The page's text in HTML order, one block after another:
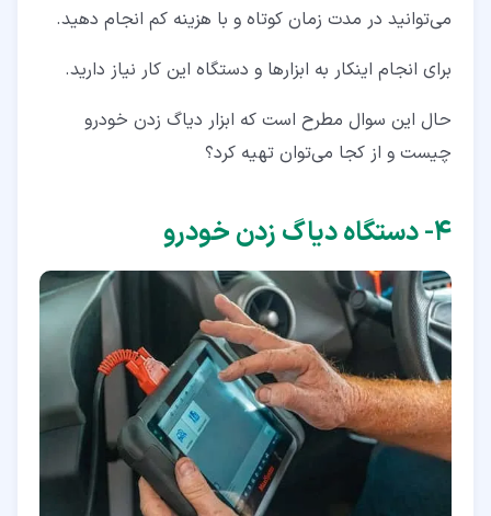
می‌توانید در مدت زمان کوتاه و با هزینه کم انجام دهید.
برای انجام اینکار به ابزارها و دستگاه این کار نیاز دارید.
حال این سوال مطرح است که ابزار دیاگ زدن خودرو
چیست و از کجا می‌توان تهیه کرد؟
۴‏- دستگاه دیاگ زدن خودرو